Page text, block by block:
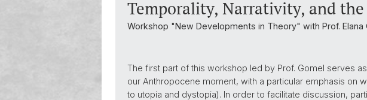
Temporality, Narrativity, and
Workshop "New Developments in Theory" with Prof. Elana
The first part of this workshop led by Prof. Gomel serves
our Anthropocene moment, with a particular emphasis on
to utopia and dystopia). In order to facilitate discussion,